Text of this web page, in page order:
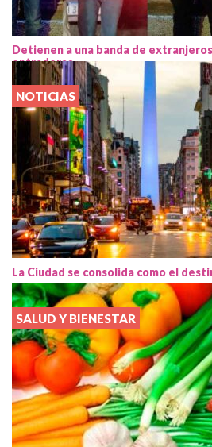
Detienen a una banda de
entraderas
NOTICIAS
La Ciudad se consolida como el
SALUD Y BIENESTAR